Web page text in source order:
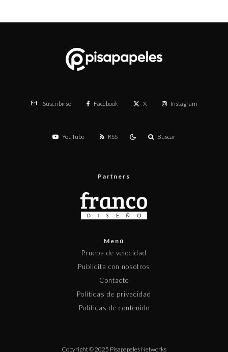
Suscribirse Facebook X Instagram
YouTube RSS Buscar
Partners
Menú
Prueba de velocidad
Publicita con nosotros
Contacto
Políticas de privacidad
Políticas de contenido
Copyright © 2025 Pisapapeles Networks